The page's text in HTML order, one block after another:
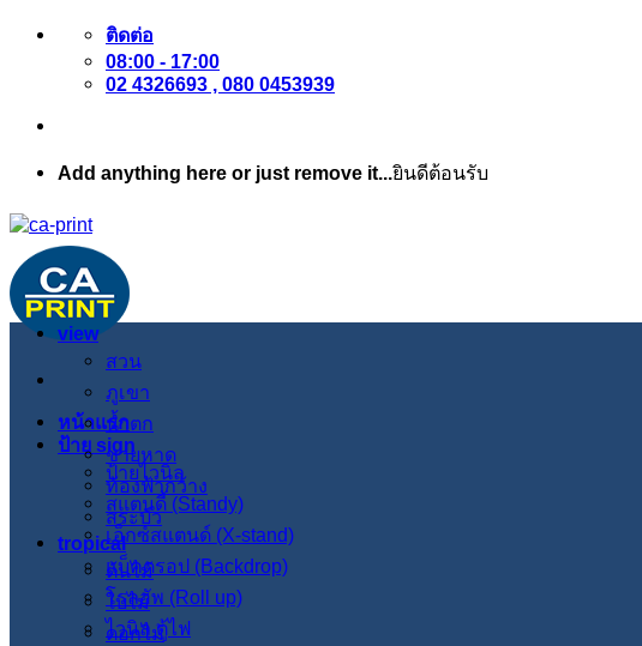
ข้าม
เนื้อหา
ติดต่อ
08:00 - 17:00
02 4326693 , 080 0453939
Add anything here or just remove it...ยินดีต้อนรับ
หน้าแรก
ป้าย sign
ป้ายไวนิล
สแตนดี้ (Standy)
เอ็กซ์สแตนด์ (X-stand)
แบ็คดรอป (Backdrop)
โรลอัพ (Roll up)
ไวนิล ตู้ไฟ
view
สวน
ภูเขา
น้ำตก
ชายหาด
ท้องฟ้ากว้าง
สระบัว
tropical
ต้นไม้
ใบไม้
ดอกไม้